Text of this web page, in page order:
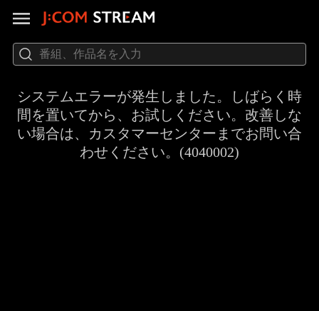
システムエラーが発生しました。しばらく時
間を置いてから、お試しください。改善しな
い場合は、カスタマーセンターまでお問い合
わせください。(4040002)